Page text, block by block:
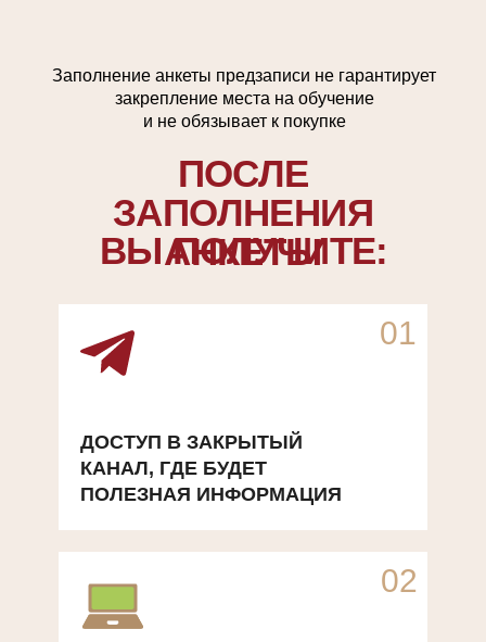
ПОСЛЕ
ЗАПОЛНЕНИЯ
АНКЕТЫ
ВЫ ПОЛУЧИТЕ:
Заполнение анкеты предзаписи не гарантирует
закрепление места на обучение
и не обязывает к покупке
02
01
ДОСТУП В ЗАКРЫТЫЙ
КАНАЛ, ГДЕ БУДЕТ
ПОЛЕЗНАЯ ИНФОРМАЦИЯ